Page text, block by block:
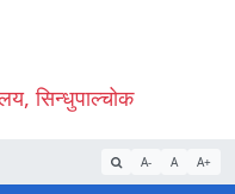
सिन्धुपाल्चोक
A- A A+